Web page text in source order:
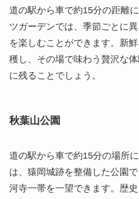
道の駅から車で約15分の距離
ツガーデンでは、季節ごとに
を楽しむことができます。新
穫し、その場で味わう贅沢な
に残ることでしょう。
秋葉山公園
道の駅から車で約15分の場所
は、猿岡城跡を整備した公園
河寺一帯を一望できます。歴